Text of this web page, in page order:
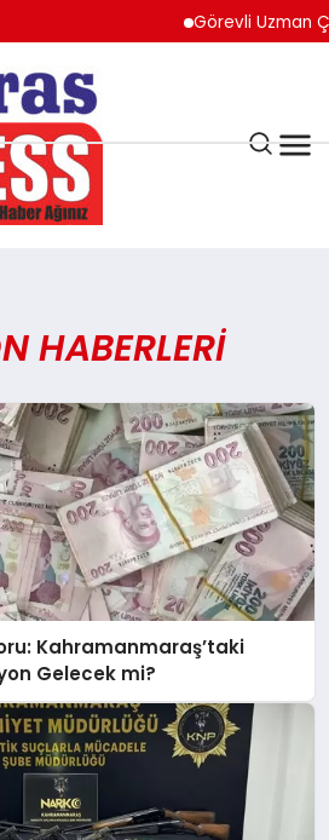
Görevli Uzman Çavuş
HABERLERI
Kahramanmaraş’taki
Gelecek mi?